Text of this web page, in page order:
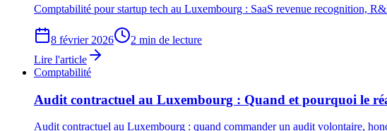
Comptabilité pour startup tech au Luxembourg : SaaS revenue recognition,
8 février 2026
2 min de lecture
Lire l'article
Comptabilité
Audit contractuel au Luxembourg : Quand et pourquoi le
Audit contractuel au Luxembourg : quand commander un audit volontaire,